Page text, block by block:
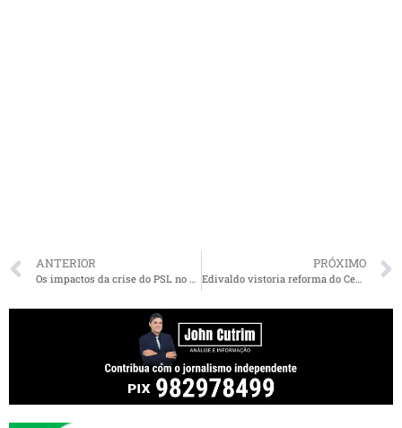
ANTERIOR PRÓXIMO
Edivaldo vistoria reforma do Centro de Saúde Genésio Ramos